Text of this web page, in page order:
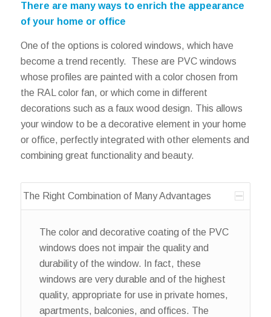
There are many ways to enrich the appearance
of your home or office
One of the options is colored windows, which have
become a trend recently. These are PVC windows
whose profiles are painted with a color chosen from
the RAL color fan, or which come in different
decorations such as a faux wood design. This allows
your window to be a decorative element in your home
or office, perfectly integrated with other elements and
combining great functionality and beauty.
The Right Combination of Many Advantages
The color and decorative coating of the PVC
windows does not impair the quality and
durability of the window. In fact, these
windows are very durable and of the highest
quality, appropriate for use in private homes,
apartments, balconies, and offices. The